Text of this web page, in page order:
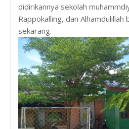
didirikannya sekolah
Rappokalling, dan
sekarang.